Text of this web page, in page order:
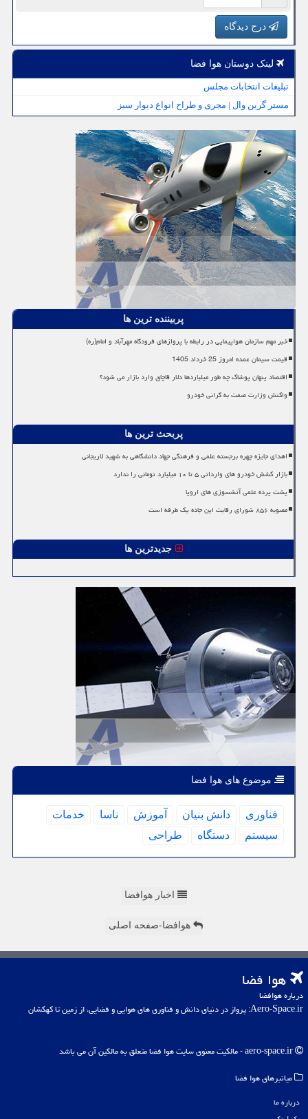
درج دیدگاه
لینک دوستان هوا فضا
تبلیغات انتخابات مجلس
مستر گرین وال | مجری و طراح انواع دیوار سبز
پربیننده ترین ها
خبر مهم سازمان هواپیمایی در رابطه با پروازهای فرودگاه مهرآباد و امام(ره)
قیمت سیمان عمده امروز 25 خرداد 1405
اقتصاد پنهان پوشاک چه طور میلیاردها دلار قاچاق وارد بازار می شود؟
واکنش وزارت صمت به گرانی خودرو
پربحث ترین ها
اهدای جایزه چهره برجسته علمی و فرهنگی جهاد دانشگاهی به شهید لاریجانی
بازار کشش خودرو های وارداتی ۵ تا ۱۰ میلیارد تومانی را ندارد
پشت پرده علمی آتشسوزی های اروپا
مصوبه ۸۵۶ شورای رقابت این جاده یک طرفه است
جدیدترین ها
موضوع های هوا فضا
فناوری دانش بنیان آموزش ناسا
خدمات
سیستم
دستگاه طراحی
اخبار هوافضا
هوافضا-صفحه اصلی
هوا فضا
درباره هوافضا
Aero-Space.ir: پرواز در دنیای دانش و فناوری های هوایی و فضایی، از زمین تا کهکشان
میانبرهای هوا فضا
درباره ما